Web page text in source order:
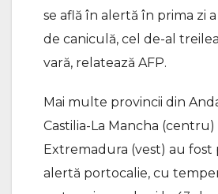
se află în alertă în prima zi
de caniculă, cel de-al
vară, relatează AFP.
Mai multe provincii din
Castilia-La Mancha (centru)
Extremadura (vest) au fost
alertă portocalie, cu